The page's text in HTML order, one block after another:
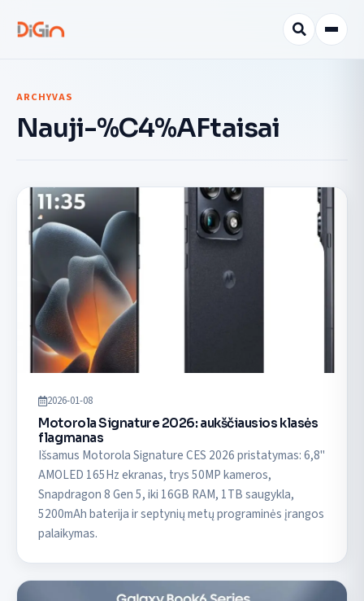
ARCHYVAS
Nauji-%C4%AFtaisai
2026-01-08
Motorola Signature 2026: aukščiausios klasės
flagmanas
Išsamus Motorola Signature CES 2026 pristatymas: 6,8"
AMOLED 165Hz ekranas, trys 50MP kameros,
Snapdragon 8 Gen 5, iki 16GB RAM, 1TB saugykla,
5200mAh baterija ir septynių metų programinės įrangos
palaikymas.